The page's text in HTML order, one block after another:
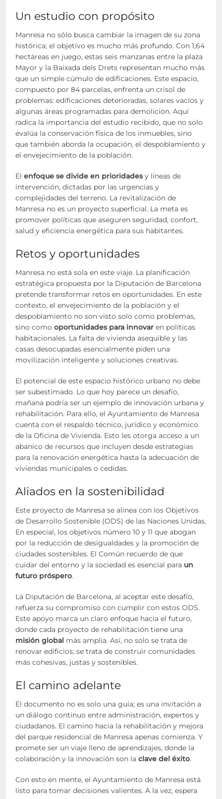
Un estudio con propósito
Manresa no sólo busca cambiar la imagen de su zona
histórica; el objetivo es mucho más profundo. Con 1,64
hectáreas en juego, estas seis manzanas entre la plaza
Mayor y la Baixada dels Drets representan mucho más
que un simple cúmulo de edificaciones. Este espacio,
compuesto por 84 parcelas, enfrenta un crisol de
problemas: edificaciones deterioradas, solares vacíos y
algunas áreas programadas para demolición. Aquí
radica la importancia del estudio recibido, que no solo
evalúa la conservación física de los inmuebles, sino
que también aborda la ocupación, el despoblamiento y
el envejecimiento de la población.
Elenfoque se divide en prioridadesy líneas de
intervención, dictadas por las urgencias y
complejidades del terreno. La revitalización de
Manresa no es un proyecto superficial. La meta es
promover políticas que aseguren seguridad, confort,
salud y eficiencia energética para sus habitantes.
Retos y oportunidades
Manresa no está sola en este viaje. La planificación
estratégica propuesta por la Diputación de Barcelona
pretende transformar retos en oportunidades. En este
contexto, el envejecimiento de la población y el
despoblamiento no son visto solo como problemas,
sino comooportunidades para innovar en políticas
habitacionales. La falta de vivienda asequible y las
casas desocupadas esencialmente piden una
movilización inteligente y soluciones creativas.
El potencial de este espacio histórico urbano no debe
ser subestimado. Lo que hoy parece un desafío,
mañana podría ser un ejemplo de innovación urbana y
rehabilitación. Para ello, el Ayuntamiento de Manresa
cuenta con el respaldo técnico, jurídico y económico
de la Oficina de Vivienda. Esto les otorga acceso a un
abanico de recursos que incluyen desde estrategias
para la renovación energética hasta la adecuación de
viviendas municipales o cedidas.
Aliados en la sostenibilidad
Este proyecto de Manresa se alinea con los Objetivos
de Desarrollo Sostenible (ODS) de las Naciones Unidas.
En especial, los objetivos número 10 y 11 que abogan
por la reducción de desigualdades y la promoción de
ciudades sostenibles. El Común recuerdo de que
cuidar del entorno y la sociedad es esencial para un
futuro próspero.
La Diputación de Barcelona, al aceptar este desafío,
refuerza su compromiso con cumplir con estos ODS.
Este apoyo marca un claro enfoque hacia el futuro,
donde cada proyecto de rehabilitación tiene una
misión global más amplia. Así, no solo se trata de
renovar edificios; se trata de construir comunidades
más cohesivas, justas y sostenibles.
El camino adelante
El documento no es solo una guía; es una invitación a
un diálogo continuo entre administración, expertos y
ciudadanos. El camino hacia la rehabilitación y mejora
del parque residencial de Manresa apenas comienza. Y
promete ser un viaje lleno de aprendizajes, donde la
colaboración y la innovación son laclave del éxito.
Con esto en mente, el Ayuntamiento de Manresa está
listo para tomar decisiones valientes. A la vez, espera